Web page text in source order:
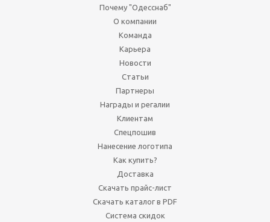
Почему "Одесснаб"
О компании
Команда
Карьера
Новости
Статьи
Партнеры
Награды и регалии
Клиентам
Спецпошив
Нанесение логотипа
Как купить?
Доставка
Скачать прайс-лист
Скачать каталог в PDF
Система скидок